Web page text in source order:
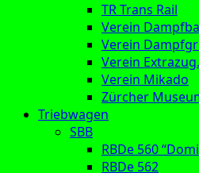
TR Trans Rail
Verein
Verein
Verein
Verein Mikado
Zürcher
Triebwagen
SBB
RBDe 560
RBDe 562